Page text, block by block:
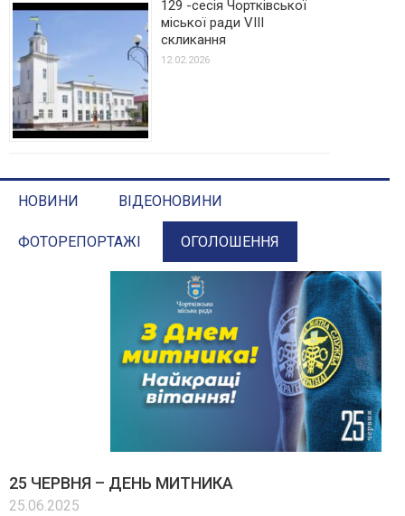
129 -сесія Чортківської
міської ради VIII
скликання
12.02.2026
НОВИНИ ВІДЕОНОВИНИ
ФОТОРЕПОРТАЖІ ОГОЛОШЕННЯ
25 ЧЕРВНЯ – ДЕНЬ МИТНИКА
25.06.2025